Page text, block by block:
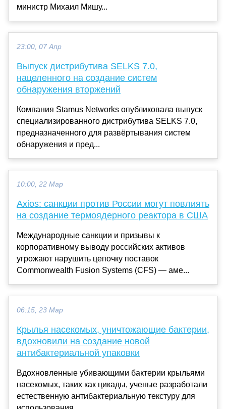
министр Михаил Мишу...
23:00, 07 Апр
Выпуск дистрибутива SELKS 7.0,
нацеленного на создание систем
обнаружения вторжений
Компания Stamus Networks опубликовала выпуск
специализированного дистрибутива SELKS 7.0,
предназначенного для развёртывания систем
обнаружения и пред...
10:00, 22 Мар
Axios: санкции против России могут повлиять
на создание термоядерного реактора в США
Международные санкции и призывы к
корпоративному выводу российских активов
угрожают нарушить цепочку поставок
Commonwealth Fusion Systems (CFS) — аме...
06:15, 23 Мар
Крылья насекомых, уничтожающие бактерии,
вдохновили на создание новой
антибактериальной упаковки
Вдохновленные убивающими бактерии крыльями
насекомых, таких как цикады, ученые разработали
естественную антибактериальную текстуру для